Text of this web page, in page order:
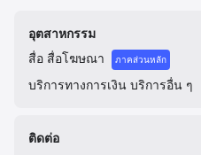
clients generate qualified
business growth.
อุตสาหกรรม
สื่อ สื่อโฆษณา ภาคส่วนหลัก
บริการทางการเงิน บริการอื่น ๆ
ติดต่อ